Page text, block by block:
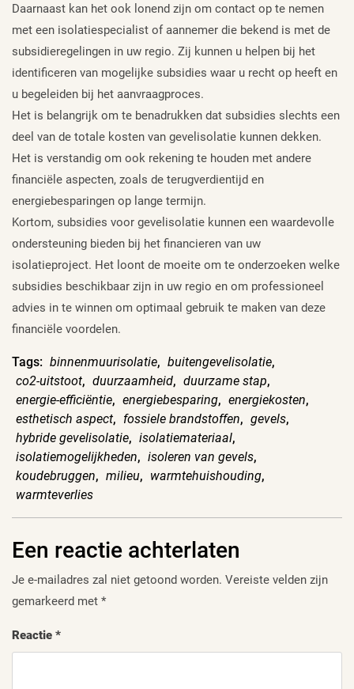
Daarnaast kan het ook lonend zijn om contact op te nemen
met een isolatiespecialist of aannemer die bekend is met de
subsidieregelingen in uw regio. Zij kunnen u helpen bij het
identificeren van mogelijke subsidies waar u recht op heeft en
u begeleiden bij het aanvraagproces.
Het is belangrijk om te benadrukken dat subsidies slechts een
deel van de totale kosten van gevelisolatie kunnen dekken.
Het is verstandig om ook rekening te houden met andere
financiële aspecten, zoals de terugverdientijd en
energiebesparingen op lange termijn.
Kortom, subsidies voor gevelisolatie kunnen een waardevolle
ondersteuning bieden bij het financieren van uw
isolatieproject. Het loont de moeite om te onderzoeken welke
subsidies beschikbaar zijn in uw regio en om professioneel
advies in te winnen om optimaal gebruik te maken van deze
financiële voordelen.
Tags: binnenmuurisolatie, buitengevelisolatie,
co2-uitstoot, duurzaamheid, duurzame stap,
energie-efficiëntie, energiebesparing, energiekosten,
esthetisch aspect, fossiele brandstoffen, gevels,
hybride gevelisolatie, isolatiemateriaal,
isolatiemogelijkheden, isoleren van gevels,
koudebruggen, milieu, warmtehuishouding,
warmteverlies
Een reactie achterlaten
Je e-mailadres zal niet getoond worden. Vereiste velden zijn
gemarkeerd met *
Reactie *